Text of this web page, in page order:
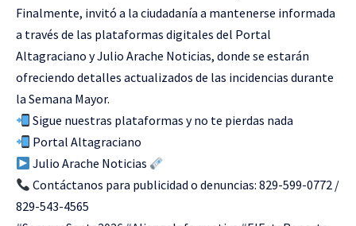
Finalmente, invitó a la ciudadanía a mantenerse informada
a través de las plataformas digitales del Portal
Altagraciano y Julio Arache Noticias, donde se estarán
ofreciendo detalles actualizados de las incidencias durante
la Semana Mayor.
Sigue nuestras plataformas y no te pierdas nada
Portal Altagraciano
Julio Arache Noticias
Contáctanos para publicidad o denuncias: 829-599-0772 /
829-543-4565